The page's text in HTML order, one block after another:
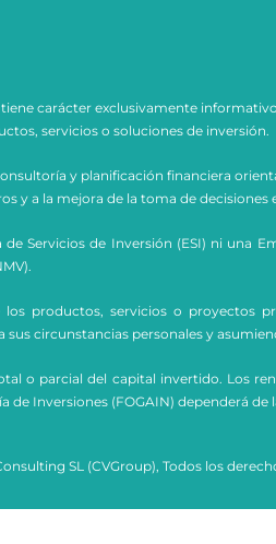
carácter exclusivamente
servicios o soluciones de inversión.
y planificación financiera
y a la mejora de la toma de decisiones
de Servicios de Inversión (ESI) ni
los productos, servicios o proyectos
circunstancias personales y
o parcial del capital invertido. Los
de Inversiones (FOGAIN) dependerá
SL (CVGroup), Todos los